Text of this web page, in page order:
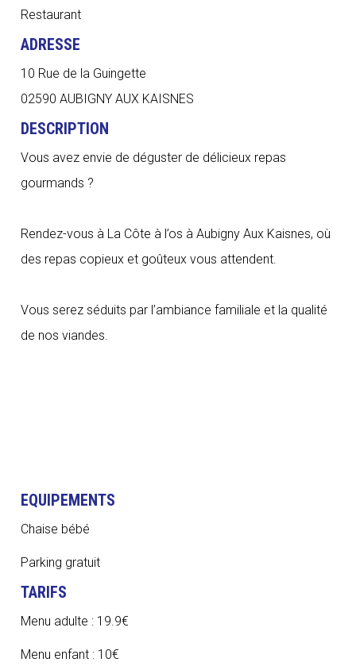
Restaurant
ADRESSE
10 Rue de la Guingette
02590 AUBIGNY AUX KAISNES
DESCRIPTION
Vous avez envie de déguster de délicieux repas
gourmands ?
Rendez-vous à La Côte à l’os à Aubigny Aux Kaisnes, où
des repas copieux et goûteux vous attendent.
Vous serez séduits par l’ambiance familiale et la qualité
de nos viandes.
EQUIPEMENTS
Chaise bébé
Parking gratuit
TARIFS
Menu adulte : 19.9€
Menu enfant : 10€